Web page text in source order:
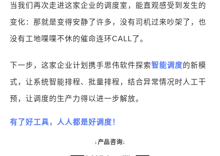
当我们再次走进这家企业的调度室，能直观感受到发生的
变化：那就是变得安静了许多，没有司机过来吵架了，也
没有工地喋喋不休的催命连环CALL了。
下一步，这家企业计划携手思伟软件探索智能调度的新模
式，让系统智能排程、批量排程，结合异常情况时人工干
预，让调度的生产力得以进一步解放。
有了好工具，人人都是好调度！
↓产品咨询↓